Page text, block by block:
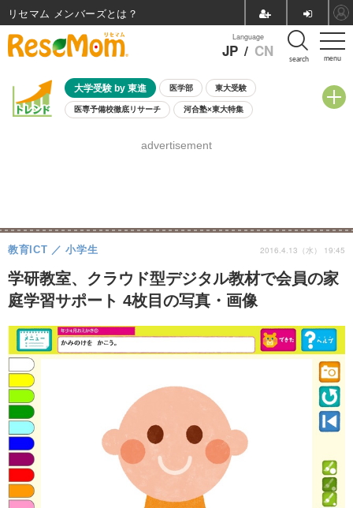
menu
Language
JP / CN search
大学受験 by 東進 医学部 東大受験
医専予備校徹底リサーチ 河合塾×東大特集
8月開催学校説明会・相談会
advertisement
学研教室、クラウド型デジタル教材で会員の家
庭学習サポート 4枚目の写真・画像
教育ICT 小学生 2016.4.13（水） 19:45
リセマム メンバーズ